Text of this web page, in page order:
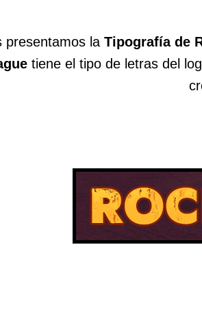
presentamos la Tipografía de
tiene el tipo de letras del